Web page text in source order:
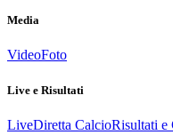
Media
VideoFoto
Live e Risultati
LiveDiretta CalcioRisultati e